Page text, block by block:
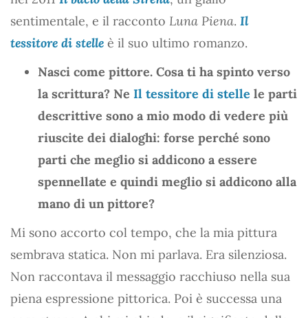
sentimentale, e il racconto Luna Piena. Il
tessitore di stelle è il suo ultimo romanzo.
Nasci come pittore. Cosa ti ha spinto verso
la scrittura? Ne Il tessitore di stelle le parti
descrittive sono a mio modo di vedere più
riuscite dei dialoghi: forse perché sono
parti che meglio si addicono a essere
spennellate e quindi meglio si addicono alla
mano di un pittore?
Mi sono accorto col tempo, che la mia pittura
sembrava statica. Non mi parlava. Era silenziosa.
Non raccontava il messaggio racchiuso nella sua
piena espressione pittorica. Poi è successa una